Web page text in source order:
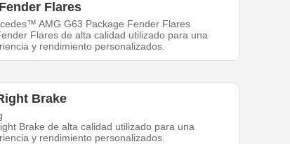
Flares
AMG G63 Package Fender Flares
Flares de alta calidad utilizado para una
y rendimiento personalizados.
Brake
Brake de alta calidad utilizado para una
y rendimiento personalizados.